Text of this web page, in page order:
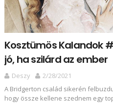
Kosztümös Kalandok
jó, ha szilárd az ember
Deszy
2/28/2021
A Bridgerton család sikerén
hogy össze kellene szednem egy